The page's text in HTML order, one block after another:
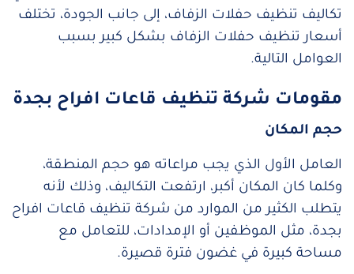
تكاليف تنظيف حفلات الزفاف، إلى جانب الجودة، تختلف
أسعار تنظيف حفلات الزفاف بشكل كبير بسبب
العوامل التالية.
مقومات شركة تنظيف قاعات افراح بجدة
حجم المكان
العامل الأول الذي يجب مراعاته هو حجم المنطقة،
وكلما كان المكان أكبر، ارتفعت التكاليف، وذلك لأنه
يتطلب الكثير من الموارد من شركة تنظيف قاعات افراح
بجدة، مثل الموظفين أو الإمدادات، للتعامل مع
مساحة كبيرة في غضون فترة قصيرة.